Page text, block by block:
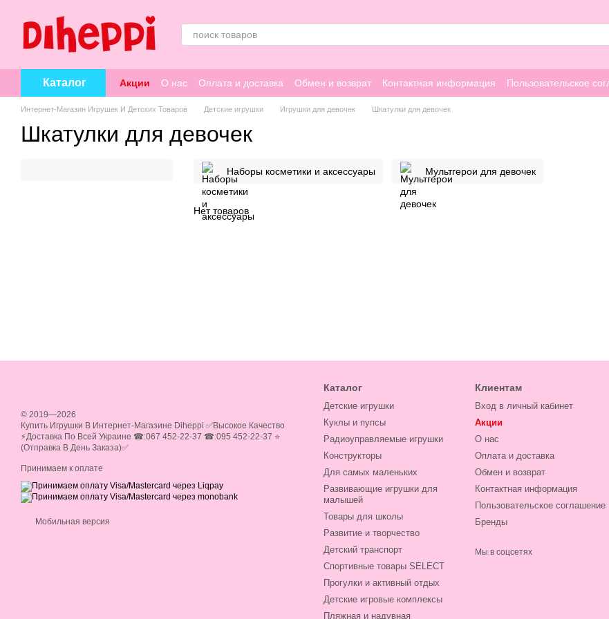
Каталог Акции О нас Оплата и доставка Обмен и возврат Контактная информация Пользовательское
Интернет-Магазин Игрушек И Детских Товаров Детские игрушки Игрушки для девочек Шкатулки для девочек
Шкатулки для девочек
Наборы косметики и аксессуары Мультгерои для девочек
Нет товаров
© 2019—2026
Купить Игрушки В Интернет-Магазине Diheppi ✅Высокое Качество
⚡Доставка По Всей Украине ☎:067 452-22-37 ☎:095 452-22-37 ⭐
(Отправка В День Заказа)✅
Принимаем к оплате
Мобильная версия
Каталог
Детские игрушки
Куклы и пупсы
Радиоуправляемые игрушки
Конструкторы
Для самых маленьких
Развивающие игрушки для
малышей
Товары для школы
Развитие и творчество
Детский транспорт
Спортивные товары SELECT
Прогулки и активный отдых
Детские игровые комплексы
Пляжная и надувная
Клиентам
Вход в личный кабинет
Акции
О нас
Оплата и доставка
Обмен и возврат
Контактная информация
Пользовательское соглашение
Бренды
Мы в соцсетях